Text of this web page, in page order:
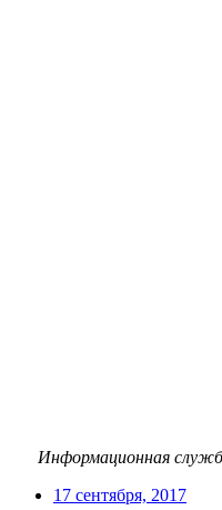
Информационная
17 сентября, 2017